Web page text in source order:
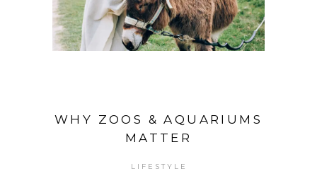
WHY ZOOS & AQUARIUMS
MATTER
LIFESTYLE